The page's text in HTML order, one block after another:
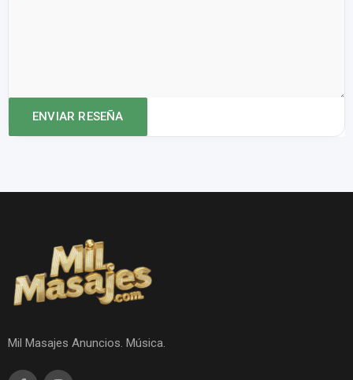
Mil Masajes Anuncios. Música.